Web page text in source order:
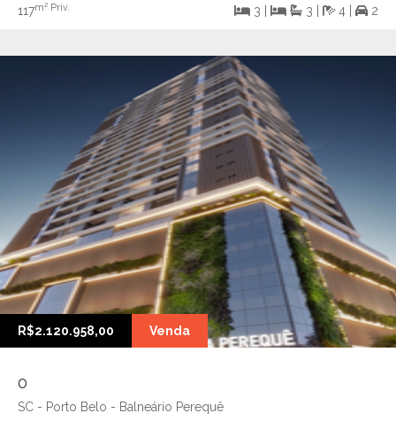
117m² Priv. 3 | 3 | 4 | 2
R$2.120.958,00 Venda
0
SC - Porto Belo - Balneário Perequê